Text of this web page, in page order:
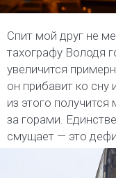
Спит мой друг не
тахографу Володя
увеличится
он прибавит ко
из этого
за горами.
смущает — это